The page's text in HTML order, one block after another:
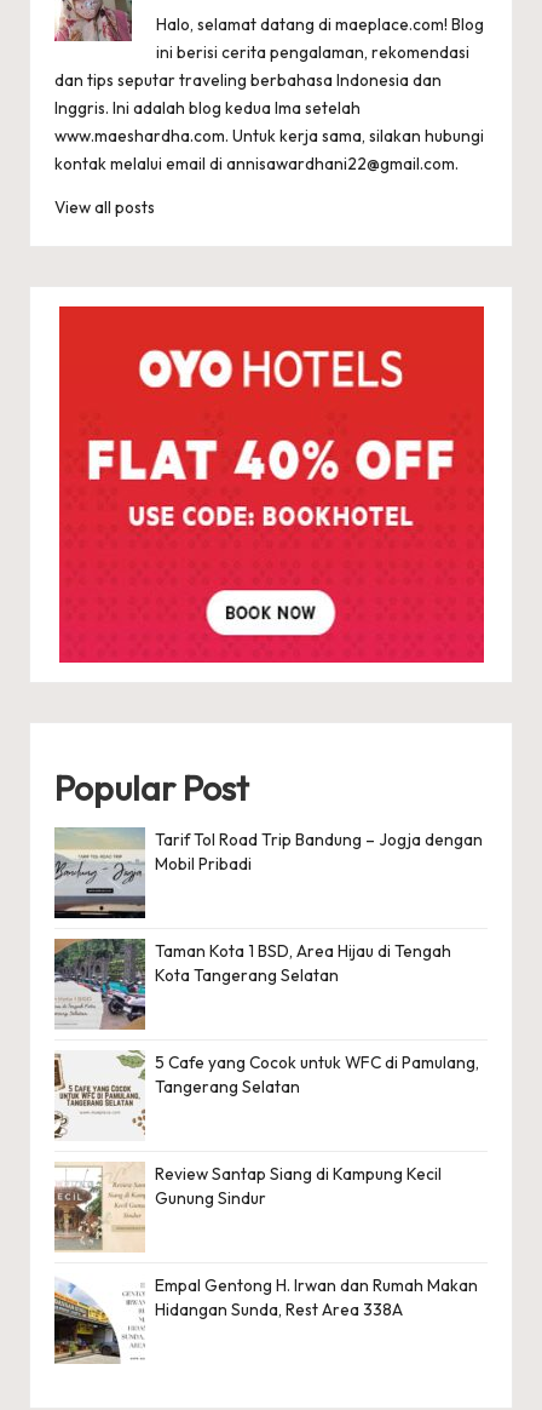
Halo, selamat datang di maeplace.com! Blog
ini berisi cerita pengalaman, rekomendasi
dan tips seputar traveling berbahasa Indonesia dan
Inggris. Ini adalah blog kedua Ima setelah
www.maeshardha.com. Untuk kerja sama, silakan hubungi
kontak melalui email di annisawardhani22@gmail.com.
View all posts
Popular Post
Tarif Tol Road Trip Bandung – Jogja dengan
Mobil Pribadi
Taman Kota 1 BSD, Area Hijau di Tengah
Kota Tangerang Selatan
5 Cafe yang Cocok untuk WFC di Pamulang,
Tangerang Selatan
Review Santap Siang di Kampung Kecil
Gunung Sindur
Empal Gentong H. Irwan dan Rumah Makan
Hidangan Sunda, Rest Area 338A